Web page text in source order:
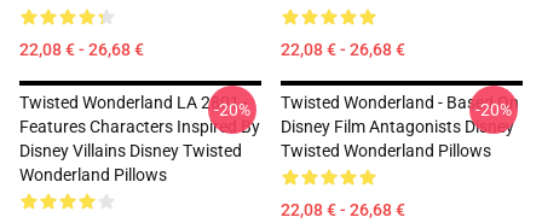
22,08 € - 26,68 € 22,08 € - 26,68 €
Twisted Wonderland LA 2801 -
Features Characters Inspired By
Disney Villains Disney Twisted
Wonderland Pillows
-20%
Twisted Wonderland - Based On
Disney Film Antagonists Disney
Twisted Wonderland Pillows
22,08 € - 26,68 €
-20%